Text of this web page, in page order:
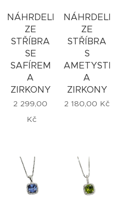
NÁHRDELNÍK
ZE
STŘÍBRA
SE
SAFÍREM
A
ZIRKONY
2 299,00
Kč
ZE
STŘÍBRA
S
A
ZIRKONY
2 180,00 Kč